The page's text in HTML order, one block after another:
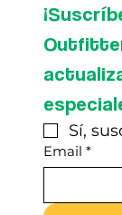
Sí,
Email *